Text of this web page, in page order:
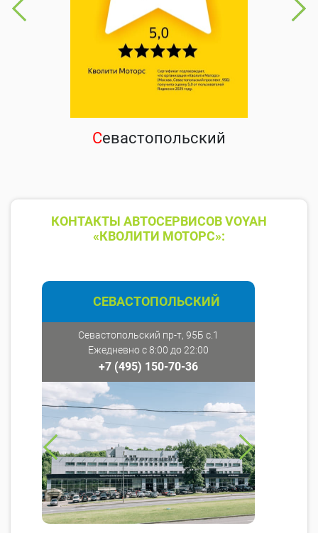
Севастопольский
КОНТАКТЫ АВТОСЕРВИСОВ VOYAH
«КВОЛИТИ МОТОРС»:
СЕВАСТОПОЛЬСКИЙ
Севастопольский пр-т, 95Б с.1
Ежедневно с 8:00 до 22:00
+7 (495) 150-70-36